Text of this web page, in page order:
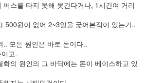
스를 타지 못해 못간다거나, 1시간여 거리
500원이 없어 2~3일을 굶어본적이 있는가..
.. 모든 원인은 바로 돈이다..
고.
화의 원인의 그 바닥에는 돈이 베이스하고 있